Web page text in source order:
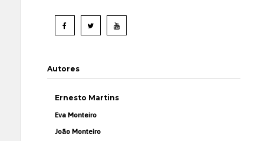
Autores
Ernesto Martins
Eva Monteiro
João Monteiro